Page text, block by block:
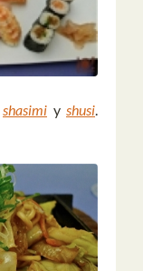
shasimi y shusi.